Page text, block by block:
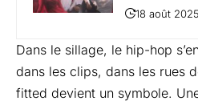
18 août 2025
Dans le sillage, le hip-hop
dans les clips, dans les rues
fitted devient un symbole.